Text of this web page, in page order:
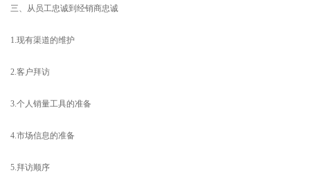
三、从员工忠诚到经销商忠诚
1.现有渠道的维护
2.客户拜访
3.个人销量工具的准备
4.市场信息的准备
5.拜访顺序